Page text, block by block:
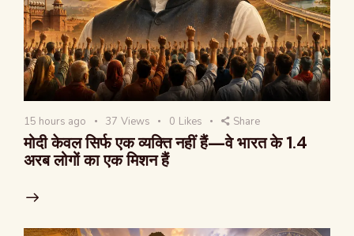
15 hours ago 37 Views 0 Likes Share
मोदी केवल सिर्फ एक व्यक्ति नहीं हैं—वे भारत के 1.4
अरब लोगों का एक मिशन हैं